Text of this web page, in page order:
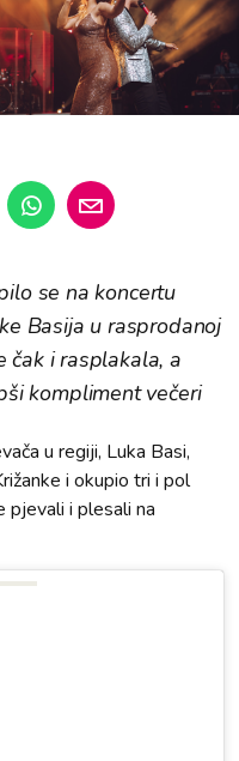
se na koncertu
Basija u rasprodanoj
čak i rasplakala, a
kompliment večeri
u regiji, Luka Basi,
i okupio tri i pol
pjevali i plesali na